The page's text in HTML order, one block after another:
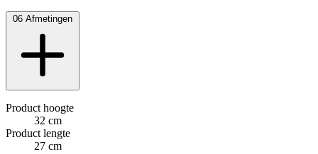
06 Afmetingen
Product hoogte
32 cm
Product lengte
27 cm